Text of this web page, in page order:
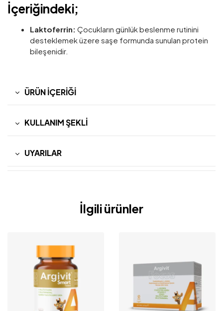
İçeriğindeki;
Laktoferrin: Çocukların günlük beslenme rutinini
desteklemek üzere saşe formunda sunulan protein
bileşenidir.
ÜRÜN İÇERIĞI
KULLANIM ŞEKLI
UYARILAR
İlgili ürünler